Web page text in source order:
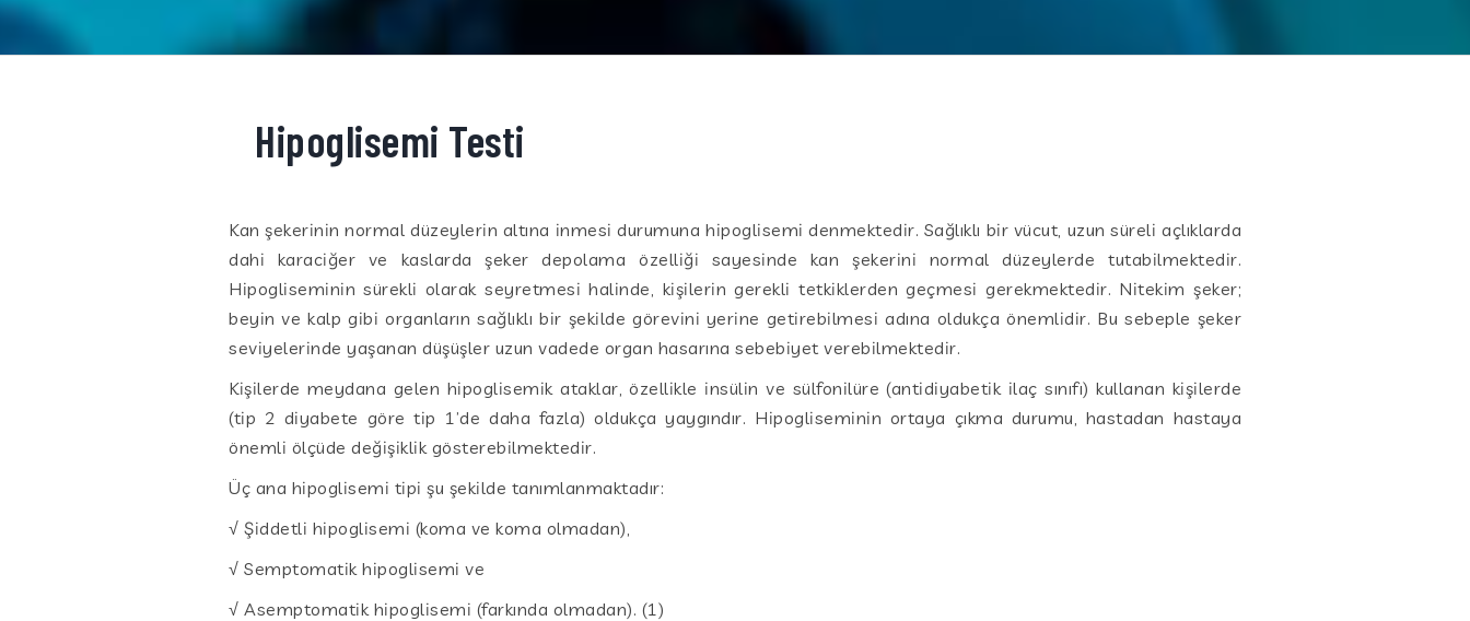
Hipoglisemi Testi
Kan şekerinin normal düzeylerin altına inmesi durumuna hipoglisemi denmektedir. Sağlıklı bir vücut, uzun süreli açlıklarda
dahi karaciğer ve kaslarda şeker depolama özelliği sayesinde kan şekerini normal düzeylerde tutabilmektedir.
Hipogliseminin sürekli olarak seyretmesi halinde, kişilerin gerekli tetkiklerden geçmesi gerekmektedir. Nitekim şeker;
beyin ve kalp gibi organların sağlıklı bir şekilde görevini yerine getirebilmesi adına oldukça önemlidir. Bu sebeple şeker
seviyelerinde yaşanan düşüşler uzun vadede organ hasarına sebebiyet verebilmektedir.
Kişilerde meydana gelen hipoglisemik ataklar, özellikle insülin ve sülfonilüre (antidiyabetik ilaç sınıfı) kullanan kişilerde
(tip 2 diyabete göre tip 1’de daha fazla) oldukça yaygındır. Hipogliseminin ortaya çıkma durumu, hastadan hastaya
önemli ölçüde değişiklik gösterebilmektedir.
Üç ana hipoglisemi tipi şu şekilde tanımlanmaktadır:
√ Şiddetli hipoglisemi (koma ve koma olmadan),
√ Semptomatik hipoglisemi ve
√ Asemptomatik hipoglisemi (farkında olmadan). (1)